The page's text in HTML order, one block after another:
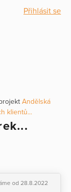
Přihlásit se
Andělská
klientů...
od 28.8.2022